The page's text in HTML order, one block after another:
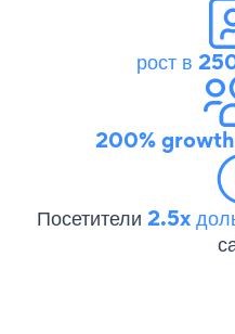
рост в
200% growth
Посетители 2.5x